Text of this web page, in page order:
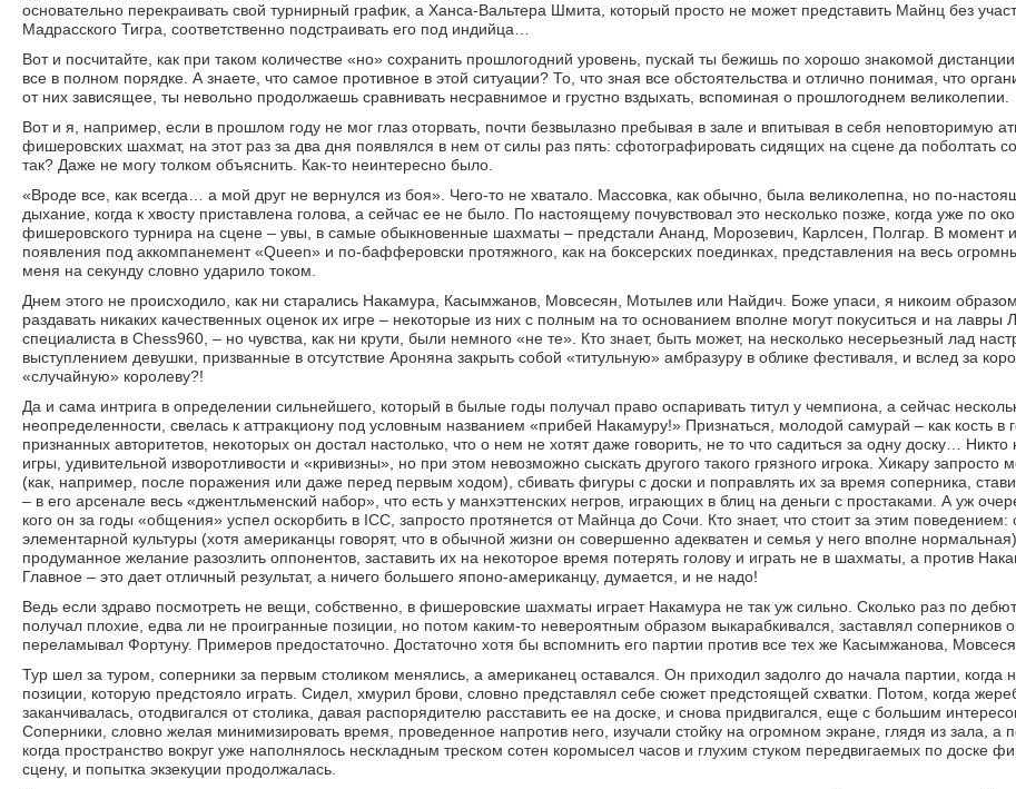
основательно перекраивать свой турнирный график, а Ханса-Вальтера Шмита, который просто не может представить Майнц без
Мадрасского Тигра, соответственно подстраивать его под индийца…
Вот и посчитайте, как при таком количестве «но» сохранить прошлогодний уровень, пускай ты бежишь по хорошо знакомой
все в полном порядке. А знаете, что самое противное в этой ситуации? То, что зная все обстоятельства и отлично понимая, что
от них зависящее, ты невольно продолжаешь сравнивать несравнимое и грустно вздыхать, вспоминая о прошлогоднем великолепии.
Вот и я, например, если в прошлом году не мог глаз оторвать, почти безвылазно пребывая в зале и впитывая в себя неповторимую
фишеровских шахмат, на этот раз за два дня появлялся в нем от силы раз пять: сфотографировать сидящих на сцене да поболтать
так? Даже не могу толком объяснить. Как-то неинтересно было.
«Вроде все, как всегда… а мой друг не вернулся из боя». Чего-то не хватало. Массовка, как обычно, была великолепна, но по-
дыхание, когда к хвосту приставлена голова, а сейчас ее не было. По настоящему почувствовал это несколько позже, когда уже по
фишеровского турнира на сцене – увы, в самые обыкновенные шахматы – предстали Ананд, Морозевич, Карлсен, Полгар. В момент
появления под аккомпанемент «Queen» и по-бафферовски протяжного, как на боксерских поединках, представления на весь
меня на секунду словно ударило током.
Днем этого не происходило, как ни старались Накамура, Касымжанов, Мовсесян, Мотылев или Найдич. Боже упаси, я никоим
раздавать никаких качественных оценок их игре – некоторые из них с полным на то основанием вполне могут покуситься и на лавры
специалиста в Chess960, – но чувства, как ни крути, были немного «не те». Кто знает, быть может, на несколько несерьезный лад
выступлением девушки, призванные в отсутствие Ароняна закрыть собой «титульную» амбразуру в облике фестиваля, и вслед за
«случайную» королеву?!
Да и сама интрига в определении сильнейшего, который в былые годы получал право оспаривать титул у чемпиона, а сейчас
неопределенности, свелась к аттракциону под условным названием «прибей Накамуру!» Признаться, молодой самурай – как кость в
признанных авторитетов, некоторых он достал настолько, что о нем не хотят даже говорить, не то что садиться за одну доску…
игры, удивительной изворотливости и «кривизны», но при этом невозможно сыскать другого такого грязного игрока. Хикару запросто
(как, например, после поражения или даже перед первым ходом), сбивать фигуры с доски и поправлять их за время соперника,
– в его арсенале весь «джентльменский набор», что есть у манхэттенских негров, играющих в блиц на деньги с простаками. А уж
кого он за годы «общения» успел оскорбить в ICC, запросто протянется от Майнца до Сочи. Кто знает, что стоит за этим поведением:
элементарной культуры (хотя американцы говорят, что в обычной жизни он совершенно адекватен и семья у него вполне
продуманное желание разозлить оппонентов, заставить их на некоторое время потерять голову и играть не в шахматы, а против
Главное – это дает отличный результат, а ничего большего японо-американцу, думается, и не надо!
Ведь если здраво посмотреть не вещи, собственно, в фишеровские шахматы играет Накамура не так уж сильно. Сколько раз по
получал плохие, едва ли не проигранные позиции, но потом каким-то невероятным образом выкарабкивался, заставлял соперников
переламывал Фортуну. Примеров предостаточно. Достаточно хотя бы вспомнить его партии против все тех же Касымжанова,
Тур шел за туром, соперники за первым столиком менялись, а американец оставался. Он приходил задолго до начала партии, когда
позиции, которую предстояло играть. Сидел, хмурил брови, словно представлял себе сюжет предстоящей схватки. Потом, когда
заканчивалась, отодвигался от столика, давая распорядителю расставить ее на доске, и снова придвигался, еще с большим
Соперники, словно желая минимизировать время, проведенное напротив него, изучали стойку на огромном экране, глядя из зала, а
когда пространство вокруг уже наполнялось нескладным треском сотен коромысел часов и глухим стуком передвигаемых по доске
сцену, и попытка экзекуции продолжалась.